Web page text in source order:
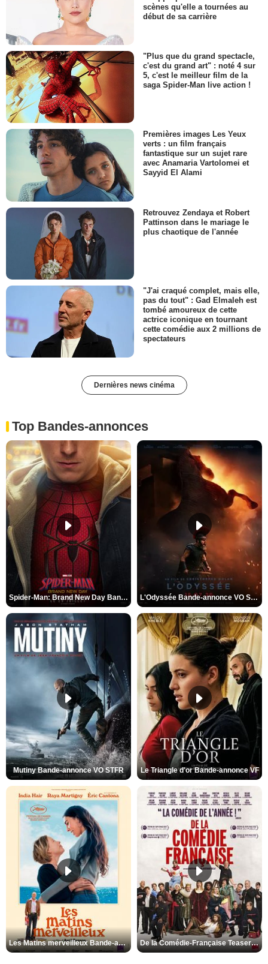
scènes qu'elle a tournées au
début de sa carrière
"Plus que du grand spectacle,
c'est du grand art" : noté 4 sur
5, c'est le meilleur film de la
saga Spider-Man live action !
Premières images Les Yeux
verts : un film français
fantastique sur un sujet rare
avec Anamaria Vartolomei et
Sayyid El Alami
Retrouvez Zendaya et Robert
Pattinson dans le mariage le
plus chaotique de l'année
"J'ai craqué complet, mais elle,
pas du tout" : Gad Elmaleh est
tombé amoureux de cette
actrice iconique en tournant
cette comédie aux 2 millions de
spectateurs
Dernières news cinéma
Top Bandes-annonces
Spider-Man: Brand New Day Bande-annonce VO STFR L'Odyssée Bande-annonce VO STFR
Mutiny Bande-annonce VO STFR Le Triangle d'or Bande-annonce VF
Les Matins merveilleux Bande-annonce VF De la Comédie-Française Teaser VF